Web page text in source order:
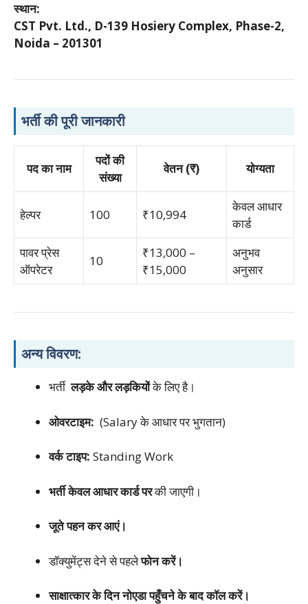
स्थान:
CST Pvt. Ltd., D-139 Hosiery Complex, Phase-2,
Noida – 201301
भर्ती की पूरी जानकारी
पद का नाम
पदों की
संख्या
वेतन (₹) योग्यता
हेल्पर 100 ₹10,994
केवल आधार
कार्ड
पावर प्रेस
ऑपरेटर
10
₹13,000 –
₹15,000
अनुभव
अनुसार
अन्य विवरण:
भर्तीलड़के और लड़कियोंके लिए है।
ओवरटाइम: (Salary के आधार पर भुगतान)
वर्क टाइप: Standing Work
भर्ती केवल आधार कार्ड परकी जाएगी।
जूते पहन कर आएं।
डॉक्युमेंट्स देने से पहलेफोन करें।
साक्षात्कार के दिन नोएडा पहुँचने के बाद कॉल करें।